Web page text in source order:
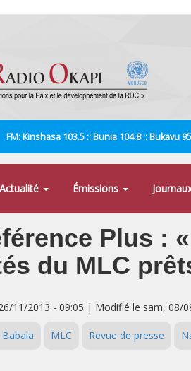
FM: Kinshasa 103.5 :: Bunia 104.8 :: Bukavu
Actualité Émissions
Plus :
du MLC
11/2013 - 09:05 | Modifié le sam, 08/
MLC Revue de presse